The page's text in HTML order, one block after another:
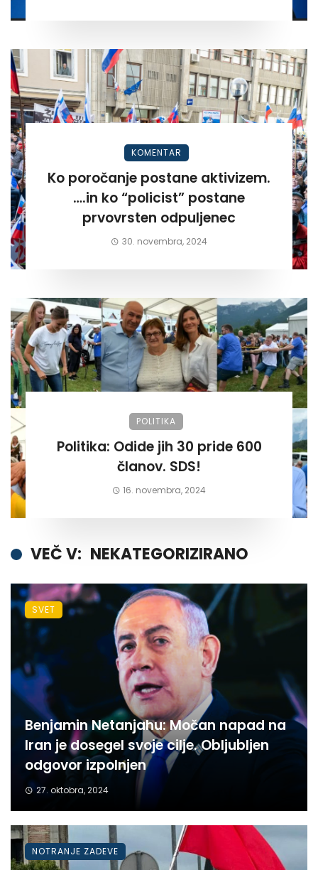
KOMENTAR
Ko poročanje postane aktivizem.
….in ko “policist” postane
prvovrsten odpuljenec
30. novembra, 2024
POLITIKA
Politika: Odide jih 30 pride 600
članov. SDS!
16. novembra, 2024
VEČ V: NEKATEGORIZIRANO
Benjamin Netanjahu: Močan napad na
Iran je dosegel svoje cilje. Obljubljen
odgovor izpolnjen
27. oktobra, 2024
SVET
NOTRANJE ZADEVE